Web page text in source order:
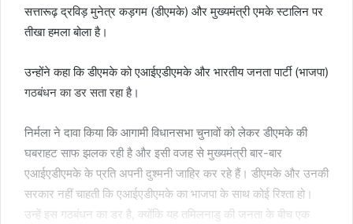
सत्तारूढ़ द्रविड़ मुनेत्र कड़गम (डीएमके) और मुख्यमंत्री एमके स्टालिन पर
तीखा हमला बोला है।
उन्होंने कहा कि डीएमके को एआईएडीएमके और भारतीय जनता पार्टी (भाजपा)
गठबंधन का डर सता रहा है।
निर्मला ने दावा किया कि आगामी विधानसभा चुनावों को लेकर डीएमके की
घबराहट साफ झलक रही है और इसी वजह से मुख्यमंत्री बार-बार
एआईएडीएमके के प्रति अपनी दुश्मनी जाहिर कर रहे हैं। डीएमके और उनकी
सरकार नहीं चाहती कि एआईएडीएमके का भाजपा के साथ कोई रिश्ता हो।
उन्हें इस गठबंधन का डर है, क्योंकि यह तमिलनाडु की जनता के बीच एक